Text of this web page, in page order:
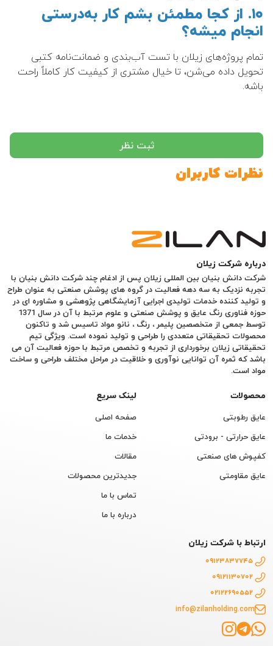
۱۰. از کجا مطمئن بشم کار به‌درستی
انجام میشه؟
تمام پروژه‌های زیلان با تست آب‌بندی و ضمانت‌نامه کتبی
تحویل داده می‌شن، تا خیال مشتری از کیفیت کار کاملاً راحت
باشه.
نظرات کاربران
ثبت نظر
درباره شرکت زیلان
شرکت دانش بنیان بین المللی زیلان پس از ادغام چند شرکت دانش بنیان با
تجربه نزدیک به سه دهه فعالیت در گروه های پوشش صنعتی به عنوان طراح
و تولید کننده خدمات تولیدی اجرایی آزمایشگاهی پژوهشی و مشاوره ای در
حوزه فناوری رنگ عایق و پوشش صنعتی و علوم مرتبط با آن در سال 1371
توسط جمعی از متخصصین پلیمر ، رنگ ، نانو مواد تاسیس شد و تاکنون
محصولات تحقیقاتی متعددی را طراحی و تولید نموده است. ویژگی تیم
تحقیقاتی زیلان برخورداری از تجربه و تخصص مرتبط با حوزه فعالیت آن می
باشد که ثمره آن توانایی نوآوری و خلاقیت در مراحل مختلف طراحی و ساخت
مواد است.
محصولات
عایق رطوبتی
عایق حرارتی - برودتی
کفپوش های صنعتی
عایق مقاومتی
لینک سریع
صفحه اصلی
خدمات ما
مقالات
جدیدترین محصولات
تماس با ما
درباره با ما
ارتباط با شرکت زیلان
info@zilanholding.com